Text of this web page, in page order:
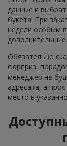
данные и
букета. При
недели особым
Обязательно
сюрприз,
менеджер не
адресата, а
место в